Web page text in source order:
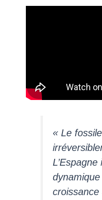
« Le
croissance